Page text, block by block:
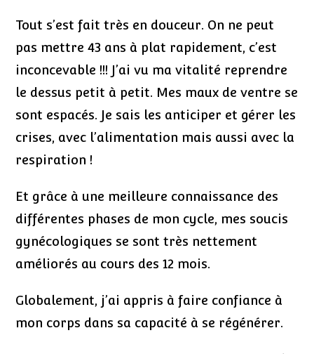
Tout s’est fait très en douceur. On ne peut
pas mettre 43 ans à plat rapidement, c’est
inconcevable !!! J’ai vu ma vitalité reprendre
le dessus petit à petit. Mes maux de ventre se
sont espacés. Je sais les anticiper et gérer les
crises, avec l’alimentation mais aussi avec la
respiration !
Et grâce à une meilleure connaissance des
différentes phases de mon cycle, mes soucis
gynécologiques se sont très nettement
améliorés au cours des 12 mois.
Globalement, j’ai appris à faire confiance à
mon corps dans sa capacité à se régénérer.